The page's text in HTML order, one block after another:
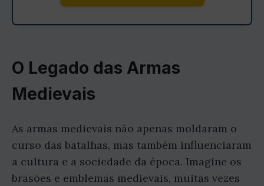
O Legado das Armas
Medievais
As armas medievais não apenas moldaram o
curso das batalhas, mas também influenciaram
a cultura e a sociedade da época. Imagine os
brasões e emblemas medievais, muitas vezes